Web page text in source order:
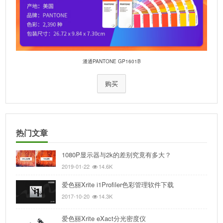
潘通PANTONE GP1601B
购买
热门文章
1080P显示器与2k的差别究竟有多大？
2019-01-22 14.6K
爱色丽Xrite i1Profiler色彩管理软件下载
2017-10-20 14.3K
爱色丽Xrite eXact分光密度仪